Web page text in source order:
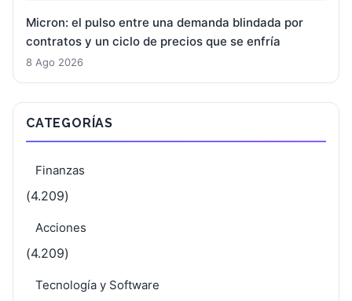
Micron: el pulso entre una demanda blindada por
contratos y un ciclo de precios que se enfría
8 Ago 2026
CATEGORÍAS
Finanzas
(4.209)
Acciones
(4.209)
Tecnología y Software